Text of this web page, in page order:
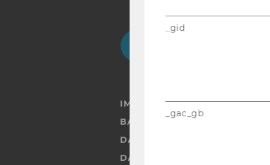
Facebook
IMPRESSUM
DATENSCHUTZERKLÄRUNG
DATENSCHUTZERKLÄRUNG
_gid
_gac_gb